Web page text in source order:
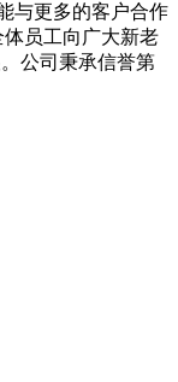
与更多的客户合作
员工向广大新老
公司秉承信誉第